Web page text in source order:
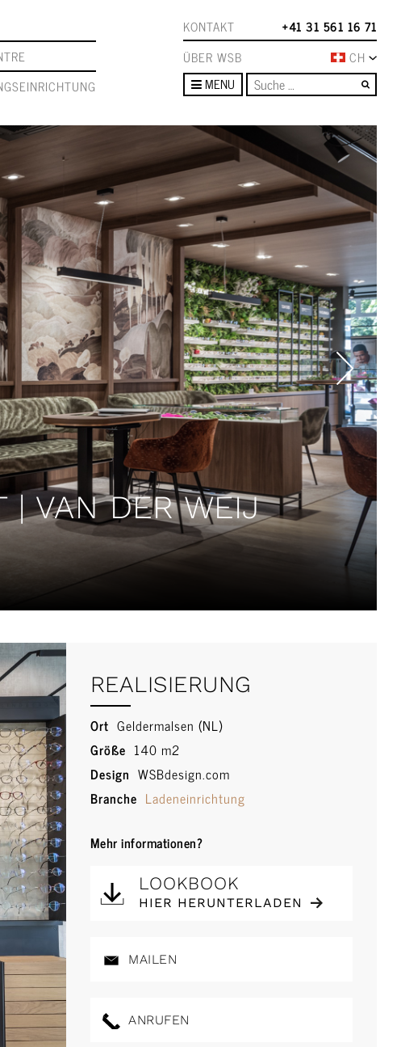
KONTAKT
+41 31 561 16 71
ÜBER WSB
CH
MENU
| VAN DER WEIJ
REALISIERUNG
Ort Geldermalsen (NL)
Größe 140 m2
Design WSBdesign.com
Branche Ladeneinrichtung
Mehr informationen?
LOOKBOOK
HIER HERUNTERLADEN
MAILEN
ANRUFEN